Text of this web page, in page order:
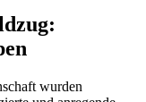
wurden